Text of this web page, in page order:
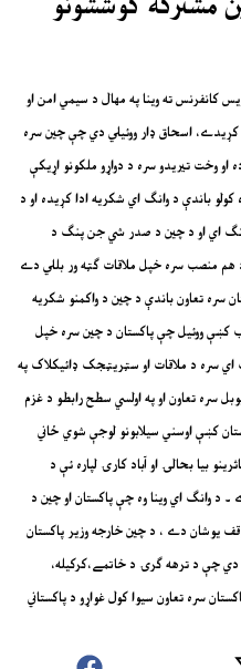
کانفرنس ته وينا په مهال د سيمي امن او
کړيدے، اسحاق ډار ووئيلي دي چې چين سره
وخت تيريدو سره د دواړو ملکونو اړيکې
باندې د وانګ اي شکريه ادا کړيده او د
وانګ اي او د چين د صدر شي جن پنګ د
هم منصب سره خپل ملاقات ګټه ور بللي دے
سره تعاون باندې د چين د واکمنو شکريه
کښې ووئيل چې پاکستان د چين سره خپل
سره د ملاقات او سټريټجک ډائيکلاک په
سره تعاون او په اولسي سطح رابطو د غزم
کښې اوسني سيلابونو لوجې شوي ځاني
بيا بحالۍ او آباد کارۍ لپاره ئې د
۔ د وانګ اي وينا وه چې پاکستان او چين د
يوشان دے ، د چين خارجه وزير پاکستان
دي چې د ترهه ګرۍ د خاتمے،کرکيله،
سره تعاون سيوا کول غواړو د پاکستاني